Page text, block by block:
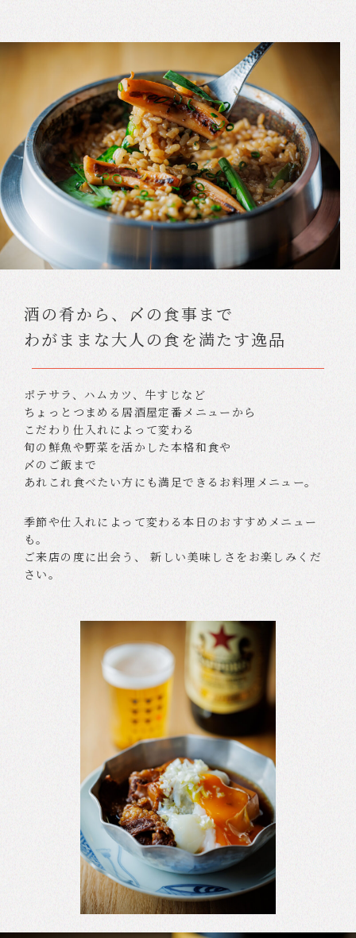
酒の肴から、〆の食事まで
わがままな大人の食を満たす逸品
ポテサラ、ハムカツ、牛すじなど
ちょっとつまめる居酒屋定番メニューから
こだわり仕入れによって変わる
旬の鮮魚や野菜を活かした本格和食や
〆のご飯まで
あれこれ食べたい方にも満足できるお料理メニュー。
季節や仕入れによって変わる本日のおすすめメニュー
も。
ご来店の度に出会う、 新しい美味しさをお楽しみくだ
さい。